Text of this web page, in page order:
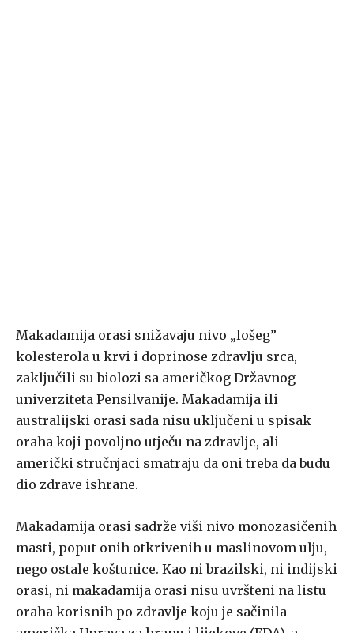
Makadamija orasi snižavaju nivo „lošeg”
kolesterola u krvi i doprinose zdravlju srca,
zaključili su biolozi sa američkog Državnog
univerziteta Pensilvanije. Makadamija ili
australijski orasi sada nisu uključeni u spisak
oraha koji povoljno utječu na zdravlje, ali
američki stručnjaci smatraju da oni treba da budu
dio zdrave ishrane.
Makadamija orasi sadrže viši nivo monozasičenih
masti, poput onih otkrivenih u maslinovom ulju,
nego ostale koštunice. Kao ni brazilski, ni indijski
orasi, ni makadamija orasi nisu uvršteni na listu
oraha korisnih po zdravlje koju je sačinila